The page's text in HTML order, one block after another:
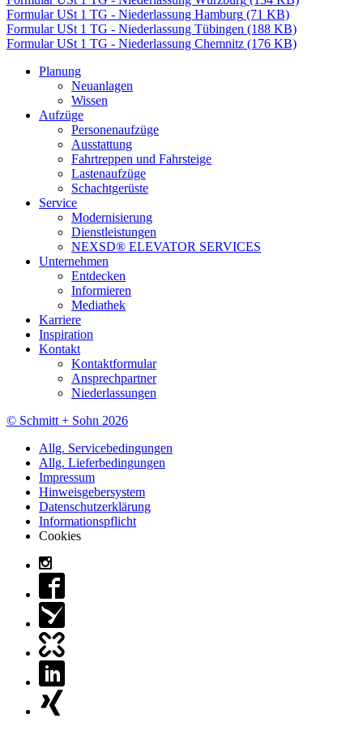
Formular USt 1 TG - Niederlassung Hamburg (71 KB)
Formular USt 1 TG - Niederlassung Tübingen (188 KB)
Formular USt 1 TG - Niederlassung Chemnitz (176 KB)
Planung
Neuanlagen
Wissen
Aufzüge
Personenaufzüge
Ausstattung
Fahrtreppen und Fahrsteige
Lastenaufzüge
Schachtgerüste
Service
Modernisierung
Dienstleistungen
NEXSD® ELEVATOR SERVICES
Unternehmen
Entdecken
Informieren
Mediathek
Karriere
Inspiration
Kontakt
Kontaktformular
Ansprechpartner
Niederlassungen
© Schmitt + Sohn 2026
Allg. Servicebedingungen
Allg. Lieferbedingungen
Impressum
Hinweisgebersystem
Datenschutzerklärung
Informationspflicht
Cookies